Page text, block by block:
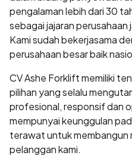
pengalaman lebih dari 30
sebagai jajaran
Kami sudah bekerjasama
perusahaan besar baik
CV Ashe Forklift memiliki
pilihan yang selalu
profesional, responsif dan
mempunyai keunggulan
terawat untuk membangun
pelanggan kami.